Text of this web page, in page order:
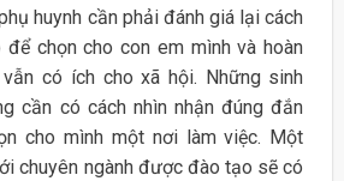
huynh cần phải đánh giá lại cách
để chọn cho con em mình và hoàn
có ích cho xã hội. Những sinh
cần có cách nhìn nhận đúng đắn
cho mình một nơi làm việc. Một
chuyên ngành được đào tạo sẽ có